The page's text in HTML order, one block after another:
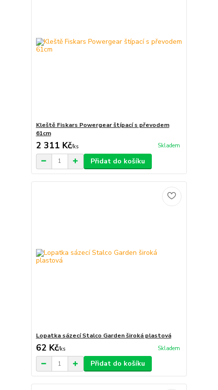
Kleště Fiskars Powergear štípací s převodem
61cm
2 311 Kč/ks Skladem
Přidat do košíku
Lopatka sázecí Stalco Garden široká plastová
62 Kč/ks Skladem
Přidat do košíku